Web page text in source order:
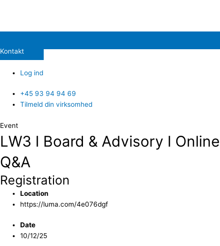
Kontakt
Log ind
+45 93 94 94 69
Tilmeld din virksomhed
Event
LW3 I Board & Advisory I Online
Q&A
Registration
Location
https://luma.com/4e076dgf
Date
10/12/25